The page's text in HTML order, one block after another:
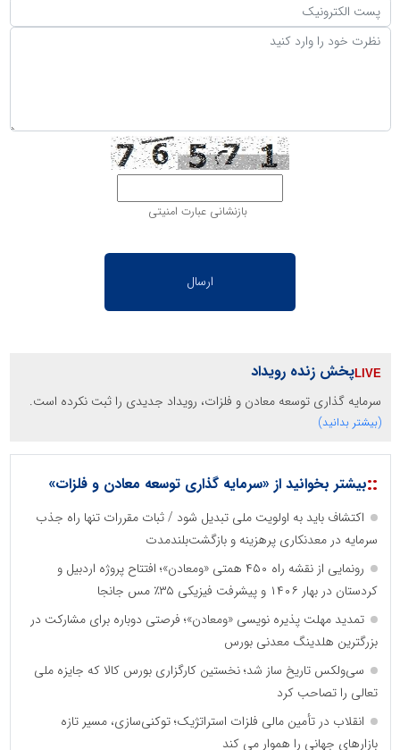
بازنشانی عبارت امنیتی
پخش زنده رویداد
سرمایه گذاری توسعه معادن و فلزات، رویداد جدیدی را ثبت نکرده است.
(بیشتر بدانید)
::بیشتر بخوانید از «سرمایه گذاری توسعه معادن و فلزات»
اکتشاف باید به اولویت ملی تبدیل شود / ثبات مقررات تنها راه جذب
سرمایه در معدنکاری پرهزینه و بازگشت‌بلندمدت
رونمایی از نقشه راه ۴۵۰ همتی «ومعادن»؛ افتتاح پروژه اردبیل و
کردستان در بهار ۱۴۰۶ و پیشرفت فیزیکی ۳۵٪ مس جانجا
تمدید مهلت پذیره نویسی «ومعادن»؛ فرصتی دوباره برای مشارکت در
بزرگترین هلدینگ معدنی بورس
سی‌ولکس تاریخ ساز شد؛ نخستین کارگزاری بورس کالا که جایزه ملی
تعالی را تصاحب کرد
انقلاب در تأمین مالی فلزات استراتژیک؛ توکنی‌سازی، مسیر تازه
بازارهای جهانی را هموار می کند